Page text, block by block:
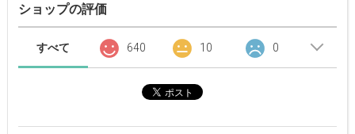
ショップの評価
すべて 640 10 0